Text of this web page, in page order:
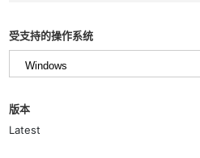
受支持的操作系统
版本
Latest